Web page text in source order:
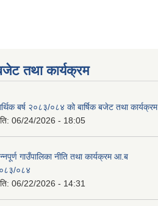
तथा कार्यक्रम
बर्ष २०८३/०८४ को बार्षिक बजेट तथा कार्यक्रम
06/24/2026 - 18:05
गाउँपालिका नीति तथा कार्यक्रम आ.ब
०८४
06/22/2026 - 14:31